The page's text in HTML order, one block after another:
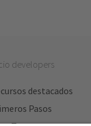
developers
destacados
Pasos